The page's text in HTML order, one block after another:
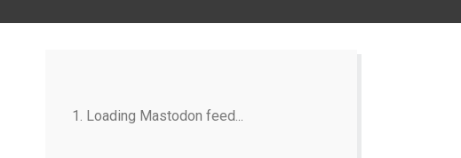
Loading Mastodon feed...